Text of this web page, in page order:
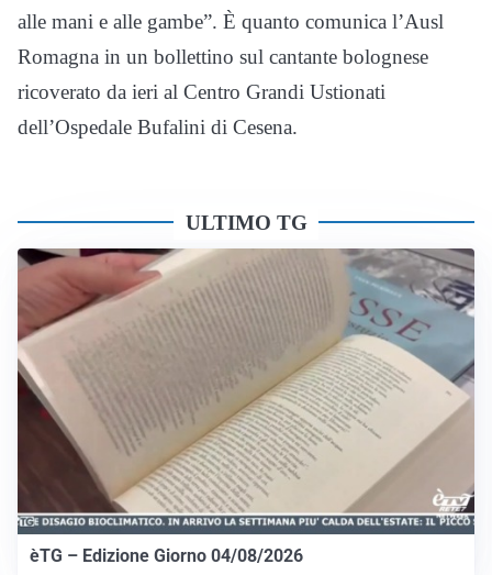
alle mani e alle gambe”. È quanto comunica l’Ausl
Romagna in un bollettino sul cantante bolognese
ricoverato da ieri al Centro Grandi Ustionati
dell’Ospedale Bufalini di Cesena.
ULTIMO TG
èTG – Edizione Giorno 04/08/2026